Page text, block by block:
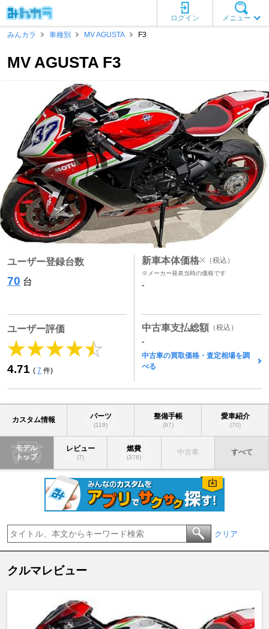
メニュー
ログイン
みんカラ
車種別 MV AGUSTA F3
MV AGUSTA F3
ユーザー登録台数
70 台
ユーザー評価
4.71 ( 7 件)
新車本体価格※ （税込）
※メーカー発表当時の価格です
-
中古車支払総額 （税込）
-
中古車の買取価格・査定相場を調
べる
カスタム情報 パーツ
(119)
整備手帳
(97)
愛車紹介
(70)
モデル
トップ
レビュー
(7)
燃費
(378)
中古車 すべて
クリア
クルマレビュー